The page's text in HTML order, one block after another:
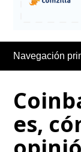
Navegación
es,